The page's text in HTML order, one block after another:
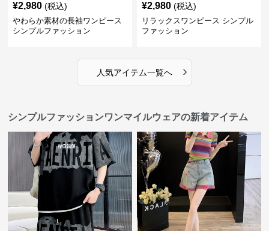
¥2,980 (税込)
やわらか素材の長袖ワンピース
シンプルファッション
¥2,980 (税込)
リラックスワンピース シンプル
ファッション
人気アイテム一覧へ ›
シンプルファッションワンマイルウェアの新着アイテム